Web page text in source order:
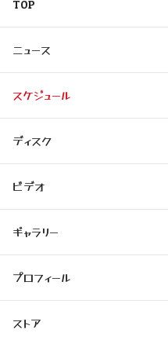
TOP
ニュース
スケジュール
ディスク
ビデオ
ギャラリー
プロフィール
ストア